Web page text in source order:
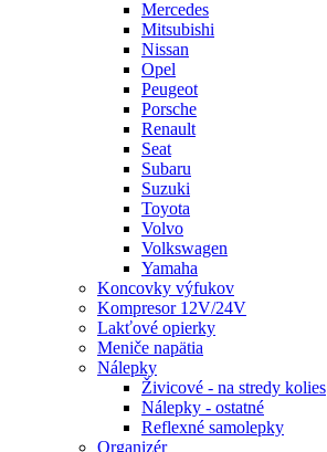
Mercedes
Mitsubishi
Nissan
Opel
Peugeot
Porsche
Renault
Seat
Subaru
Suzuki
Toyota
Volvo
Volkswagen
Yamaha
Koncovky výfukov
Kompresor 12V/24V
Lakťové opierky
Meniče napätia
Nálepky
Živicové - na stredy kolies
Nálepky - ostatné
Reflexné samolepky
Organizér